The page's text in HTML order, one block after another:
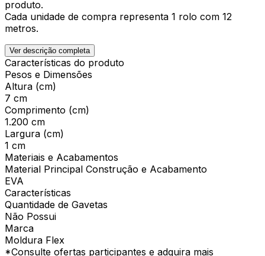
produto.
Cada unidade de compra representa 1 rolo com 12
metros.
Ver descrição completa
Características do produto
Pesos e Dimensões
Altura (cm)
7 cm
Comprimento (cm)
1.200 cm
Largura (cm)
1 cm
Materiais e Acabamentos
Material Principal Construção e Acabamento
EVA
Características
Quantidade de Gavetas
Não Possui
Marca
Moldura Flex
*Consulte ofertas participantes e adquira mais